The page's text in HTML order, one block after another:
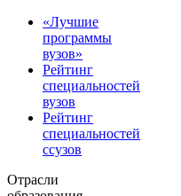
«Лучшие
программы
вузов»
Рейтинг
специальностей
вузов
Рейтинг
специальностей
ссузов
Отрасли